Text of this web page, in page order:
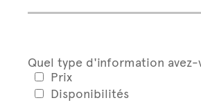
Quel type d'information avez-
Prix
Disponibilités